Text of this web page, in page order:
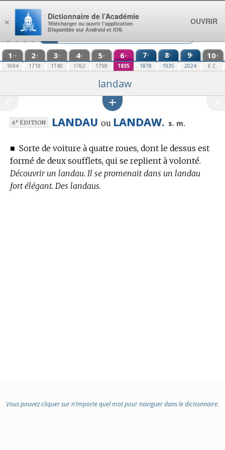
Aller au contenu
1 re
1694
2e
1718
3e
1740
4e
1762
5e
1798
6e
1835
7e
1878
8e
1935
9e
2024
10e
E.C.
landaw
6eÉDITION LANDAU ou LANDAW. s. m.
■ Sorte de voiture à quatre roues, dont le dessus est
formé de deux soufflets, qui se replient à volonté.
Découvrir un landau. Il se promenait dans un landau
fort élégant. Des landaus.
Vous pouvez cliquer sur n’importe quel mot pour naviguer dans le dictionnaire.
×
Dictionnaire de l’Académie
Télécharger ou ouvrir l’application
Disponible sur Android et iOS
OUVRIR